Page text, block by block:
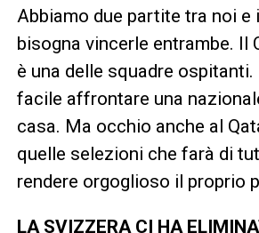
Abbiamo due partite tra noi e
bisogna vincerle entrambe. Il
è una delle squadre ospitanti.
facile affrontare una
casa. Ma occhio anche al
quelle selezioni che farà di
rendere orgoglioso il proprio
LA SVIZZERA CI HA